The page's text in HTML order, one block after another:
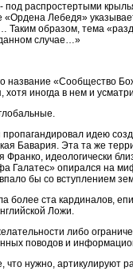
под распростертыми
«Ордена Лебедя»
Таким образом, тема
случае…»
название «Сообщество
иногда в нем и
идею
Бавария. Эта та же
идеологически
опирался на
бы со вступлением
более ста кардиналов,
Ложи.
либо
поводов и
что нужно, артикулируют